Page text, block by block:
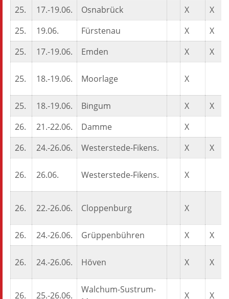
25.
17.-19.06. Osnabrück X
X
25.
19.06. Fürstenau X
X
25.
17.-19.06. Emden X X
25. 18.-19.06. Moorlage X
25. 18.-19.06. Bingum X
X
26.
21.-22.06. Damme
X
26.
24.-26.06. Westerstede-Fikens. X X
26. 26.06. Westerstede-Fikens. X
26. 22.-26.06. Cloppenburg X
26. 24.-26.06. Grüppenbühren X X
26. 24.-26.06. Höven X X
26. 25.-26.06.
Walchum-Sustrum-
X X